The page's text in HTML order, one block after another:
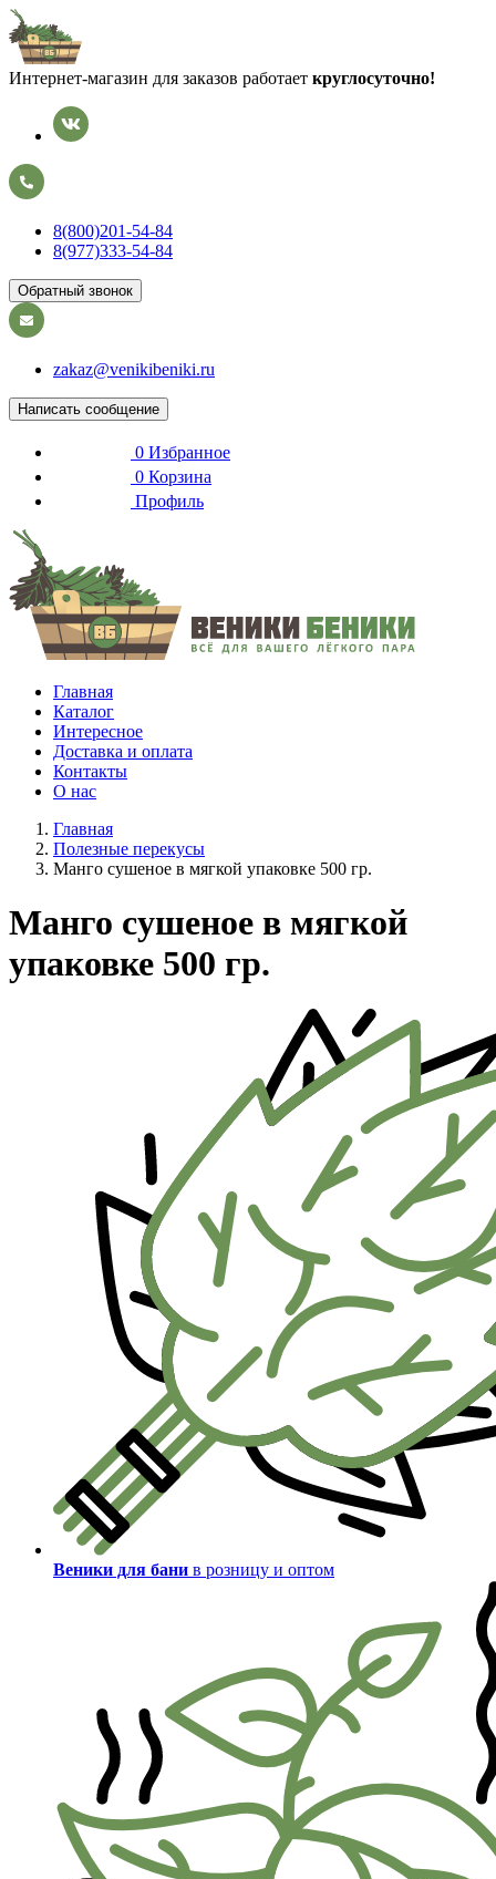
Интернет-магазин для заказов работает круглосуточно!
8(800)201-54-84
8(977)333-54-84
Обратный звонок
zakaz@venikibeniki.ru
Написать сообщение
0 Избранное
0 Корзина
Профиль
Главная
Каталог
Интересное
Доставка и оплата
Контакты
О нас
Главная
Полезные перекусы
Манго сушеное в мягкой упаковке 500 гр.
Манго сушеное в мягкой
упаковке 500 гр.
Веники для бани в розницу и оптом